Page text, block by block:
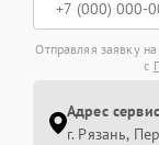
Отправляя заявку
с
Адрес
г. Рязань,